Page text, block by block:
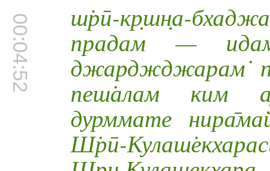
00:04:52 ш̇рӣ-кр̣шн̣а-
прадам —
джарджджарам̇
пеш̇алам ким
дурммате
Ш̇рӣ-